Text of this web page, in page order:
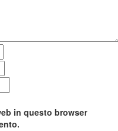
in questo browser